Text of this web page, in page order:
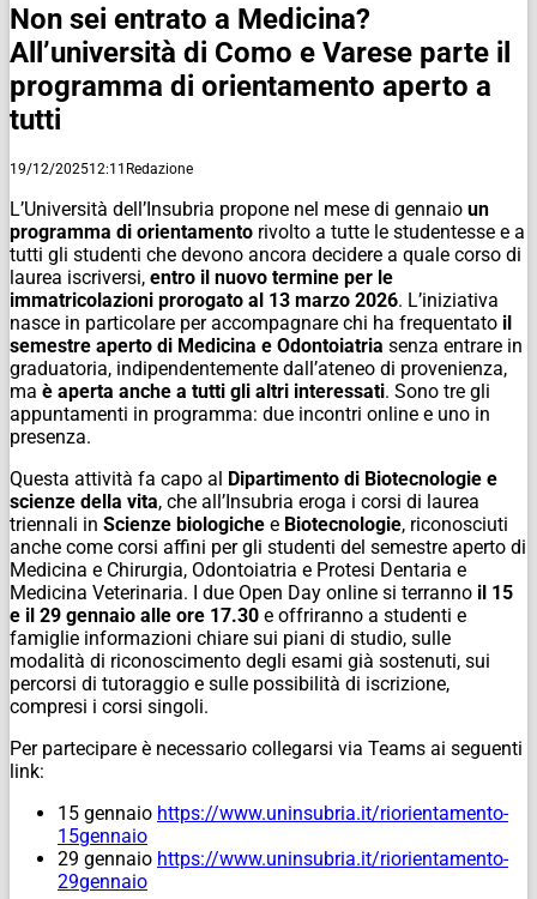
Non sei entrato a Medicina?
All’università di Como e Varese parte il
programma di orientamento aperto a
tutti
19/12/202512:11 Redazione
L’Università dell’Insubria propone nel mese di gennaio un
programma di orientamento rivolto a tutte le studentesse e a
tutti gli studenti che devono ancora decidere a quale corso di
laurea iscriversi, entro il nuovo termine per le
immatricolazioni prorogato al 13 marzo 2026. L’iniziativa
nasce in particolare per accompagnare chi ha frequentato il
semestre aperto di Medicina e Odontoiatria senza entrare in
graduatoria, indipendentemente dall’ateneo di provenienza,
ma è aperta anche a tutti gli altri interessati. Sono tre gli
appuntamenti in programma: due incontri online e uno in
presenza.
Questa attività fa capo al Dipartimento di Biotecnologie e
scienze della vita, che all’Insubria eroga i corsi di laurea
triennali in Scienze biologiche e Biotecnologie, riconosciuti
anche come corsi affini per gli studenti del semestre aperto di
Medicina e Chirurgia, Odontoiatria e Protesi Dentaria e
Medicina Veterinaria. I due Open Day online si terranno il 15
e il 29 gennaio alle ore 17.30 e offriranno a studenti e
famiglie informazioni chiare sui piani di studio, sulle
modalità di riconoscimento degli esami già sostenuti, sui
percorsi di tutoraggio e sulle possibilità di iscrizione,
compresi i corsi singoli.
Per partecipare è necessario collegarsi via Teams ai seguenti
link:
15 gennaio https://www.uninsubria.it/riorientamento-
15gennaio
29 gennaio https://www.uninsubria.it/riorientamento-
29gennaio